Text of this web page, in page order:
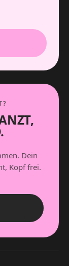
Dein
Kopf frei.